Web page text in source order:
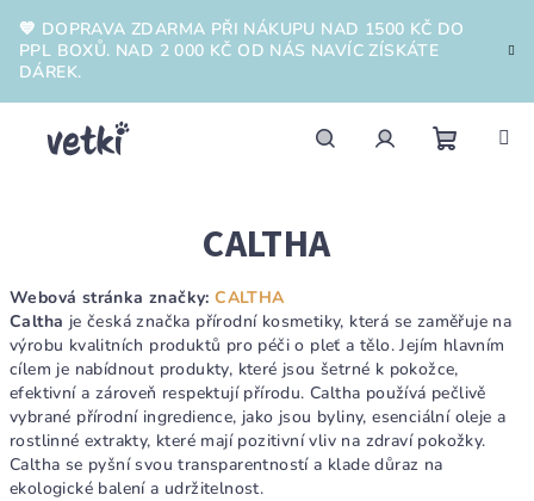
obsah
💙 DOPRAVA ZDARMA PŘI NÁKUPU NAD 1500 KČ DO
PPL BOXŮ. NAD 2 000 KČ OD NÁS NAVÍC ZÍSKÁTE
DÁREK.
CALTHA
Webová stránka značky:CALTHA
Caltha je česká značka přírodní kosmetiky, která se zaměřuje na
výrobu kvalitních produktů pro péči o pleť a tělo. Jejím hlavním
cílem je nabídnout produkty, které jsou šetrné k pokožce,
efektivní a zároveň respektují přírodu. Caltha používá pečlivě
vybrané přírodní ingredience, jako jsou byliny, esenciální oleje a
rostlinné extrakty, které mají pozitivní vliv na zdraví pokožky.
Caltha se pyšní svou transparentností a klade důraz na
ekologické balení a udržitelnost.